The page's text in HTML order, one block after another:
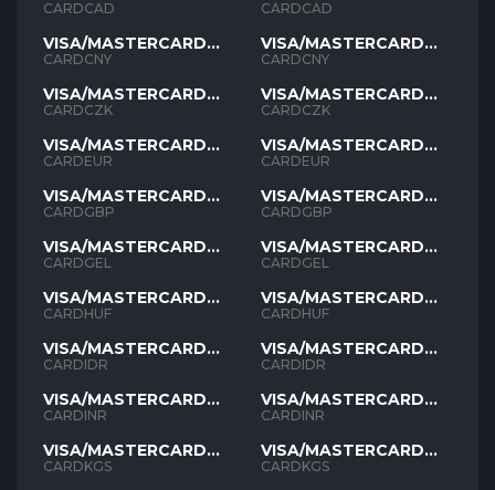
CAD
CARDCAD
VISA/MASTERCARD
CNY
CARDCNY
VISA/MASTERCARD
CZK
CARDCZK
VISA/MASTERCARD
EUR
CARDEUR
VISA/MASTERCARD
GBP
CARDGBP
VISA/MASTERCARD
GEL
CARDGEL
VISA/MASTERCARD
HUF
CARDHUF
VISA/MASTERCARD
IDR
CARDIDR
VISA/MASTERCARD
INR
CARDINR
VISA/MASTERCARD
KGS
CARDKGS
CAD
CARDCAD
VISA/MASTERCARD
CNY
CARDCNY
VISA/MASTERCARD
CZK
CARDCZK
VISA/MASTERCARD
EUR
CARDEUR
VISA/MASTERCARD
GBP
CARDGBP
VISA/MASTERCARD
GEL
CARDGEL
VISA/MASTERCARD
HUF
CARDHUF
VISA/MASTERCARD
IDR
CARDIDR
VISA/MASTERCARD
INR
CARDINR
VISA/MASTERCARD
KGS
CARDKGS